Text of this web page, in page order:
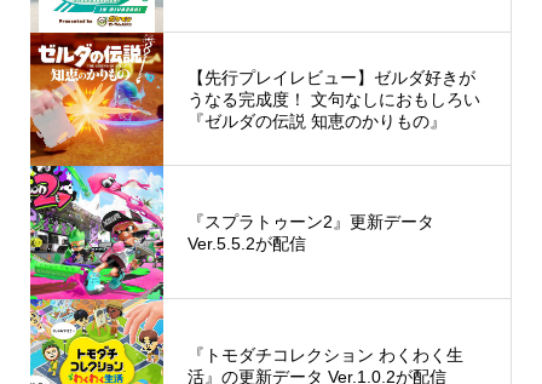
【先行プレイレビュー】ゼルダ好きが
うなる完成度！ 文句なしにおもしろい
『ゼルダの伝説 知恵のかりもの』
『スプラトゥーン2』更新データ
Ver.5.5.2が配信
『トモダチコレクション わくわく生
活』の更新データ Ver.1.0.2が配信